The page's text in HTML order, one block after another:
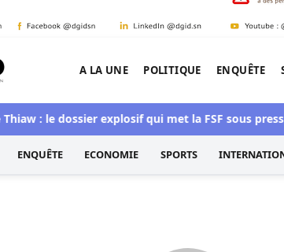
d'information et d'investigation de l'Afrique.
A LA UNE POLITIQUE ENQUÊTE
: le dossier explosif qui met la FSF sous
ENQUÊTE ECONOMIE SPORTS